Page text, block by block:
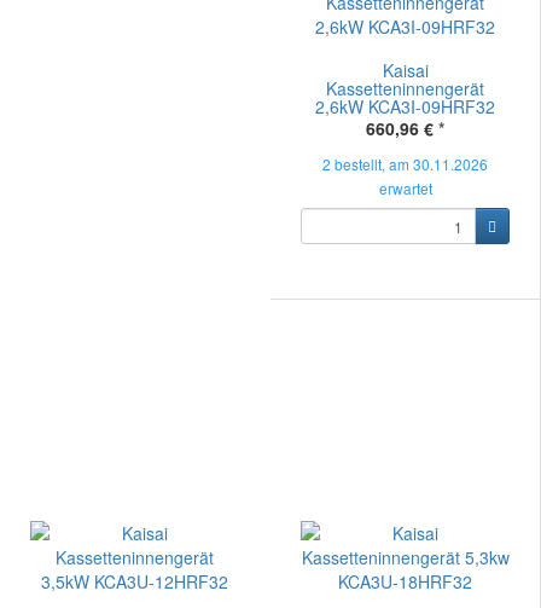
Kaisai
Kassetteninnengerät
2,6kW KCA3I-09HRF32
660,96 € *
2 bestellt, am 30.11.2026
erwartet